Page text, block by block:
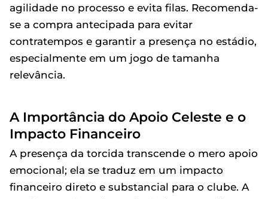
agilidade no processo e evita filas. Recomenda-
se a compra antecipada para evitar
contratempos e garantir a presença no estádio,
especialmente em um jogo de tamanha
relevância.
A Importância do Apoio Celeste e o
Impacto Financeiro
A presença da torcida transcende o mero apoio
emocional; ela se traduz em um impacto
financeiro direto e substancial para o clube. A